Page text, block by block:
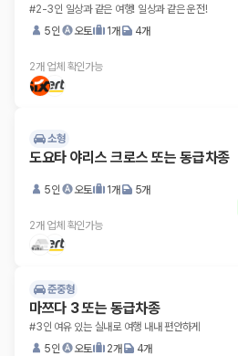
#2-3인 일상과 같은 여행! 일상과 같은 운전!
5인
오토 1개 4개
2개 업체 확인가능
소형
도요타 야리스 크로스 또는 동급차종
5인 오토 1개 5개
2개 업체 확인가능
준중형
마쯔다 3 또는 동급차종
#3인 여유 있는 실내로 여행 내내 편안하게
5인
오토 2개 4개